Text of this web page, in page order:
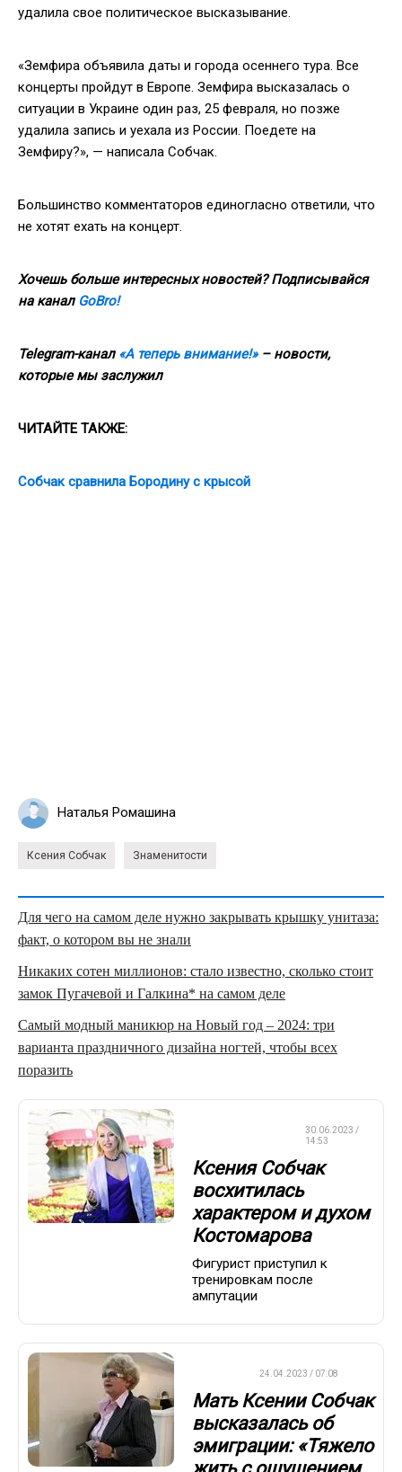
удалила свое политическое высказывание.
«Земфира объявила даты и города осеннего тура. Все
концерты пройдут в Европе. Земфира высказалась о
ситуации в Украине один раз, 25 февраля, но позже
удалила запись и уехала из России. Поедете на
Земфиру?», — написала Собчак.
Большинство комментаторов единогласно ответили, что
не хотят ехать на концерт.
Хочешь больше интересных новостей? Подписывайся
на канал GoBro!
Telegram-канал «А теперь внимание!»– новости,
которые мы заслужил
ЧИТАЙТЕ ТАКЖЕ:
Собчак сравнила Бородину с крысой
Наталья Ромашина
Ксения Собчак Знаменитости
Для чего на самом деле нужно закрывать крышку унитаза:
факт, о котором вы не знали
Никаких сотен миллионов: стало известно, сколько стоит
замок Пугачевой и Галкина* на самом деле
Самый модный маникюр на Новый год – 2024: три
варианта праздничного дизайна ногтей, чтобы всех
поразить
30.06.2023 /
14:53
Ксения Собчак
восхитилась
характером и духом
Костомарова
Фигурист приступил к
тренировкам после
ампутации
24.04.2023 / 07:08
Мать Ксении Собчак
высказалась об
эмиграции: «Тяжело